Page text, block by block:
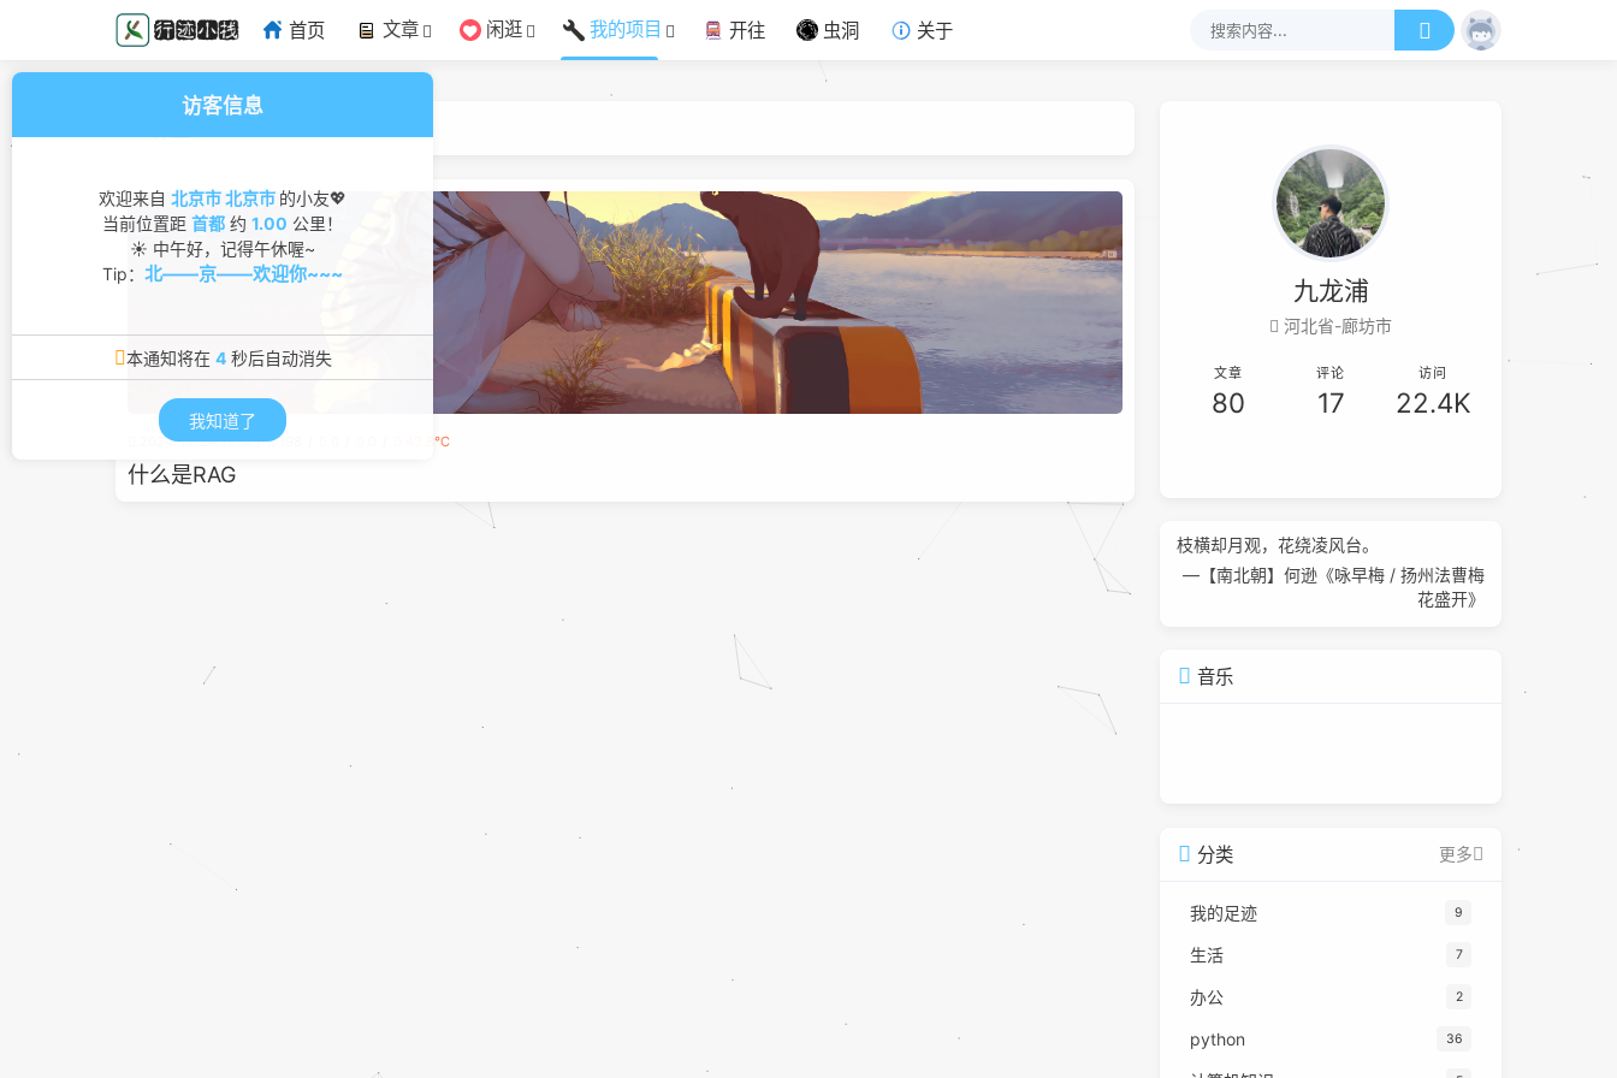
首页 文章 闲逛 我的项目 开往 虫洞 关于
2024-10-24 11:14 198 43.8℃
什么是RAG
九龙浦
河北省-廊坊市
文章
80
评论
17
访问
22.4K
枝横却月观，花绕凌风台。
—【南北朝】何逊《咏早梅 / 扬州法曹梅
花盛开》
音乐
分类 更多
我的足迹 9
生活 7
办公 2
python 36
访客信息
欢迎来自 北京市 北京市 的小友💖
当前位置距 首都 约 1.00 公里！
☀ 中午好，记得午休喔~
Tip： 北——京——欢迎你~~~
本通知将在 3秒后自动消失
我知道了